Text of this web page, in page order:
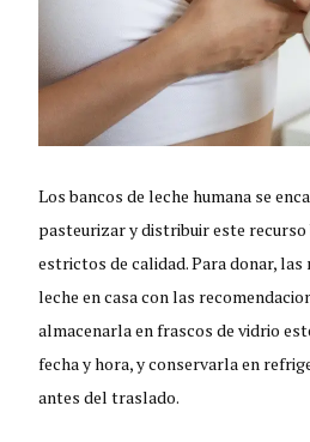
Los bancos de leche humana se
pasteurizar y distribuir este recurso
estrictos de calidad. Para donar,
leche en casa con las
almacenarla en frascos de vidrio
fecha y hora, y conservarla en
antes del traslado.